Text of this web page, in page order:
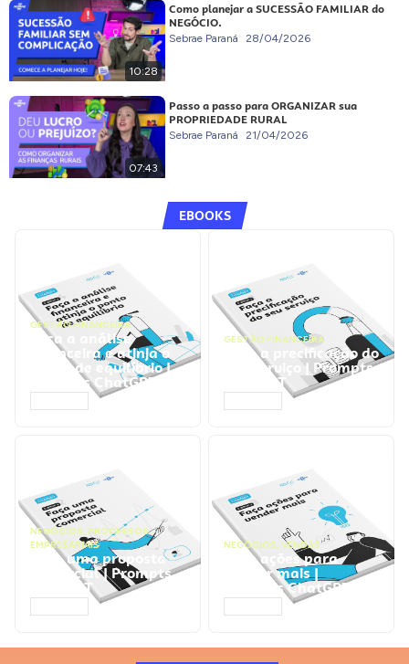
10:28
Como planejar a SUCESSÃO FAMILIAR do
NEGÓCIO.
Sebrae Paraná 28/04/2026
07:43
Passo a passo para ORGANIZAR sua
PROPRIEDADE RURAL
Sebrae Paraná 21/04/2026
EBOOKS
GESTÃO FINANCEIRA
Faça a análise
financeira e atinja o
ponto de equilíbrio |
Prompts ChatGPT
GESTÃO FINANCEIRA
Faça a precificação do
seu serviço | Prompts
ChatGPT
NEGÓCIOS, PROCESSOS
EMPRESARIAIS
Faça uma proposta
comercial | Prompts
ChatGPT
NEGÓCIOS, VENDAS
Faça ações para
vender mais |
Prompts ChatGPT